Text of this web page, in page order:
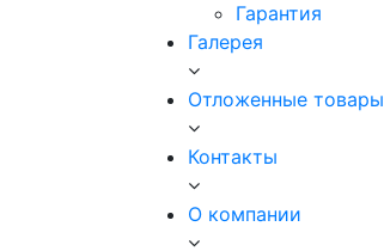
Гарантия
Галерея
Отложенные товары
Контакты
О компании